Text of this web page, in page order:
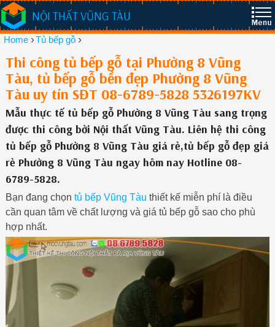
NỘI THẤT VŨNG TÀU
Home ›Tủ bếp gỗ ›
Thi công tủ bếp gỗ tại Phường 8 Vũng
Tàu, tủ bếp gỗ bền đẹp Phường 8 Vũng
Tàu uy tín SĐT 08-6789-5828 5326197KV
Mẫu thực tế tủ bếp gỗ Phường 8 Vũng Tàu sang trọng
được thi công bởi Nội thất Vũng Tàu. Liên hệ thi công
tủ bếp gỗ Phường 8 Vũng Tàu giá rẻ,tủ bếp gỗ đẹp giá
rẻ Phường 8 Vũng Tàu ngay hôm nay Hotline 08-
6789-5828.
Bạn đang chọn tủ bếp Vũng Tàu thiết kế miễn phí là điều
cần quan tâm về chất lượng và giá tủ bếp gỗ sao cho phù
hợp nhất.